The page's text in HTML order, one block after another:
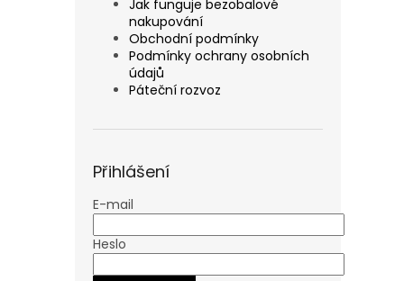
Jak funguje bezobalové
nakupování
Obchodní podmínky
Podmínky ochrany osobních
údajů
Páteční rozvoz
Přihlášení
E-mail
Heslo